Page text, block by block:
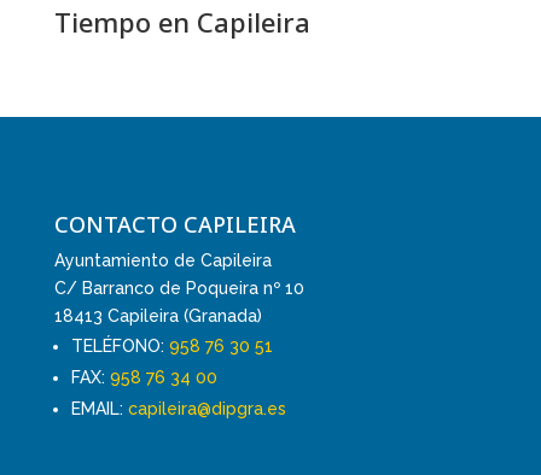
Tiempo en Capileira
CONTACTO CAPILEIRA
Ayuntamiento de Capileira
C/ Barranco de Poqueira nº 10
18413 Capileira (Granada)
TELÉFONO: 958 76 30 51
FAX: 958 76 34 00
EMAIL: capileira@dipgra.es